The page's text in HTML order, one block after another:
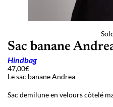
Sac banane
Hindbag
47,00€
Le sac banane Andrea
Sac demilune en velours côtelé